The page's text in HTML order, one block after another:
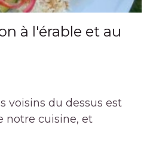
à l'érable et au
voisins du dessus est
notre cuisine, et